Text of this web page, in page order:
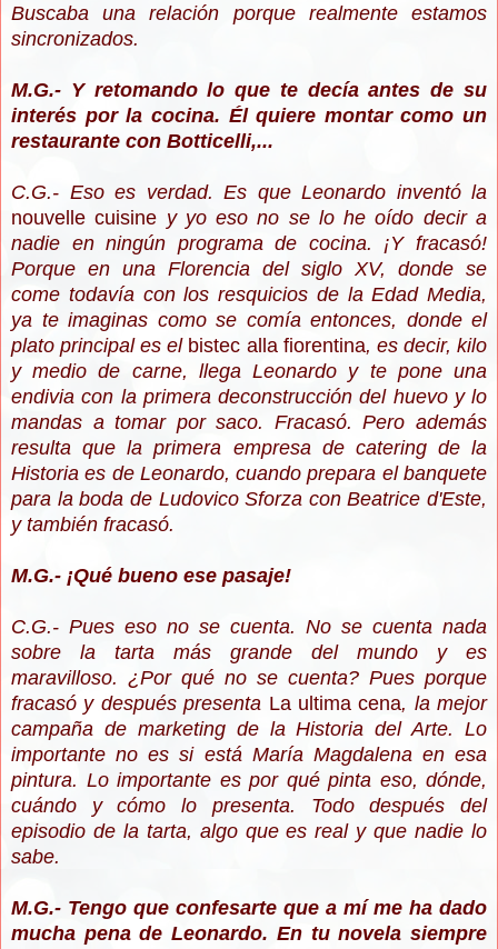
Buscaba una relación porque realmente estamos
sincronizados.
M.G.- Y retomando lo que te decía antes de su
interés por la cocina. Él quiere montar como un
restaurante con Botticelli,...
C.G.- Eso es verdad. Es que Leonardo inventó la
nouvelle cuisine y yo eso no se lo he oído decir a
nadie en ningún programa de cocina. ¡Y fracasó!
Porque en una Florencia del siglo XV, donde se
come todavía con los resquicios de la Edad Media,
ya te imaginas como se comía entonces, donde el
plato principal es el bistec alla fiorentina, es decir, kilo
y medio de carne, llega Leonardo y te pone una
endivia con la primera deconstrucción del huevo y lo
mandas a tomar por saco. Fracasó. Pero además
resulta que la primera empresa de catering de la
Historia es de Leonardo, cuando prepara el banquete
para la boda de Ludovico Sforza con Beatrice d'Este,
y también fracasó.
M.G.- ¡Qué bueno ese pasaje!
C.G.- Pues eso no se cuenta. No se cuenta nada
sobre la tarta más grande del mundo y es
maravilloso. ¿Por qué no se cuenta? Pues porque
fracasó y después presenta La ultima cena, la mejor
campaña de marketing de la Historia del Arte. Lo
importante no es si está María Magdalena en esa
pintura. Lo importante es por qué pinta eso, dónde,
cuándo y cómo lo presenta. Todo después del
episodio de la tarta, algo que es real y que nadie lo
sabe.
M.G.- Tengo que confesarte que a mí me ha dado
mucha pena de Leonardo. En tu novela siempre